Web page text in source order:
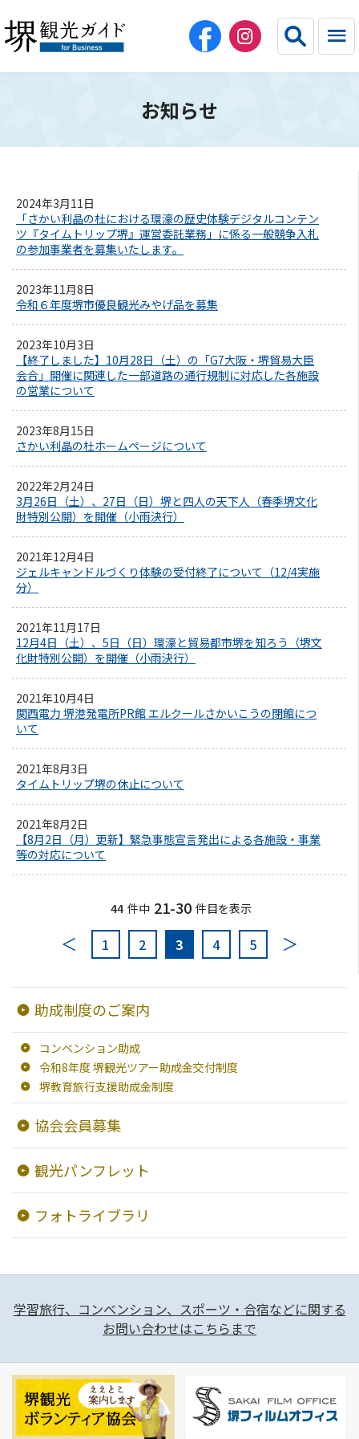
简体中文
繁体中文 한국어
HOME（法人・教育・エージェント）
団体旅行
コンベンション・スポーツ
宿泊施設
団体向け食事・お弁当
助成制度のご案内
お知らせ
協会会員募集
フォトライブラリ
観光パンフレット
お問い合わせ
堺ナビ
地図から探す
スポット検索
観光案内所
観光パンフレット
堺おもてなしチケット
お役立ち情報紹介
堺観光タクシー
交通・アクセス
堺観光コンベンション協会について
協会について
協会からのお知らせ
旅行業約款及びご旅行条件書について
リンク集
観光サイト
お知らせ
2024年3月11日
「さかい利晶の杜における環濠の歴史体験デジタルコンテン
ツ『タイムトリップ堺』運営委託業務」に係る一般競争入札
の参加事業者を募集いたします。
2023年11月8日
令和６年度堺市優良観光みやげ品を募集
2023年10月3日
【終了しました】10月28日（土）の「G7大阪・堺貿易大臣
会合」開催に関連した一部道路の通行規制に対応した各施設
の営業について
2023年8月15日
さかい利晶の杜ホームページについて
2022年2月24日
3月26日（土）、27日（日）堺と四人の天下人（春季堺文化
財特別公開）を開催（小雨決行）
2021年12月4日
ジェルキャンドルづくり体験の受付終了について（12/4実施
分）
2021年11月17日
12月4日（土）、5日（日）環濠と貿易都市堺を知ろう（堺文
化財特別公開）を開催（小雨決行）
2021年10月4日
関西電力 堺港発電所PR館 エルクールさかいこうの閉館につ
いて
2021年8月3日
タイムトリップ堺の休止について
2021年8月2日
【8月2日（月）更新】緊急事態宣言発出による各施設・事業
等の対応について
44 件中 21-30 件目を表示
1 2 3 4 5
助成制度のご案内
コンベンション助成
令和8年度 堺観光ツアー助成金交付制度
堺教育旅行支援助成金制度
協会会員募集
観光パンフレット
フォトライブラリ
学習旅行、コンベンション、スポーツ・合宿などに関する
お問い合わせはこちらまで